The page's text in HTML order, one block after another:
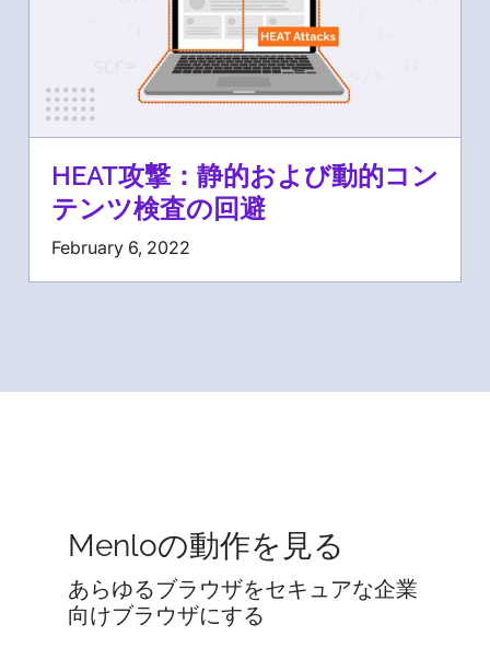
HEAT攻撃：静的および動的コン
テンツ検査の回避
February 6, 2022
Menloの動作を見る
あらゆるブラウザをセキュアな企業
向けブラウザにする